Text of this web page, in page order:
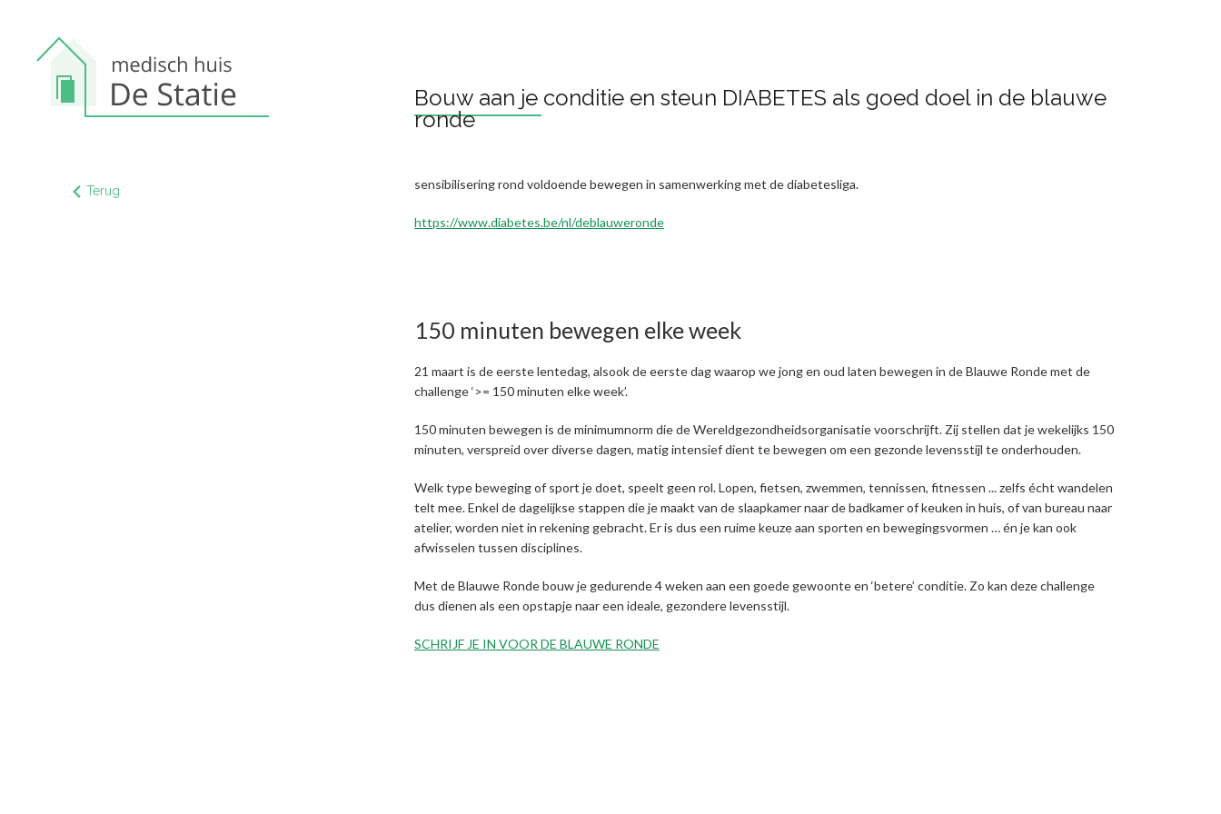
Terug
Bouw aan je conditie en steun DIABETES als goed doel in de blauwe
ronde
sensibilisering rond voldoende bewegen in samenwerking met de diabetesliga.
https://www.diabetes.be/nl/deblauweronde
150 minuten bewegen elke week
21 maart is de eerste lentedag, alsook de eerste dag waarop we jong en oud laten bewegen in de Blauwe Ronde met de
challenge ‘>= 150 minuten elke week’.
150 minuten bewegen is de minimumnorm die de Wereldgezondheidsorganisatie voorschrijft. Zij stellen dat je wekelijks 150
minuten, verspreid over diverse dagen, matig intensief dient te bewegen om een gezonde levensstijl te onderhouden.
Welk type beweging of sport je doet, speelt geen rol. Lopen, fietsen, zwemmen, tennissen, fitnessen ... zelfs écht wandelen
telt mee. Enkel de dagelijkse stappen die je maakt van de slaapkamer naar de badkamer of keuken in huis, of van bureau naar
atelier, worden niet in rekening gebracht. Er is dus een ruime keuze aan sporten en bewegingsvormen … én je kan ook
afwisselen tussen disciplines.
Met de Blauwe Ronde bouw je gedurende 4 weken aan een goede gewoonte en ‘betere’ conditie. Zo kan deze challenge
dus dienen als een opstapje naar een ideale, gezondere levensstijl.
SCHRIJF JE IN VOOR DE BLAUWE RONDE